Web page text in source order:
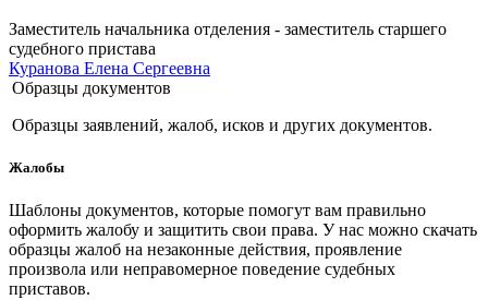
Заместитель начальника отделения - заместитель старшего
судебного пристава
Куранова Елена Сергеевна
Образцы документов
Образцы заявлений, жалоб, исков и других документов.
Жалобы
Шаблоны документов, которые помогут вам правильно
оформить жалобу и защитить свои права. У нас можно скачать
образцы жалоб на незаконные действия, проявление
произвола или неправомерное поведение судебных
приставов.